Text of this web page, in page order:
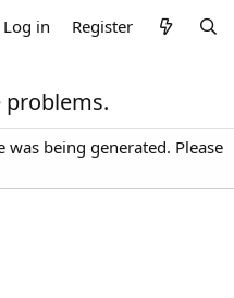
Log in Register
problems.
being generated. Please